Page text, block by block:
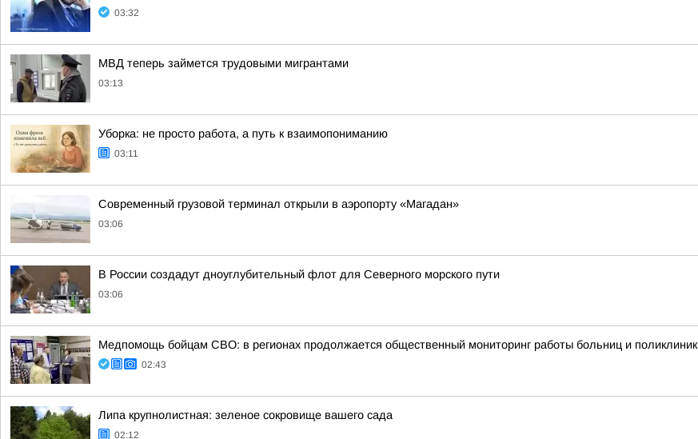
03:32
МВД теперь займется трудовыми мигрантами
03:13
Уборка: не просто работа, а путь к взаимопониманию
03:11
Современный грузовой терминал открыли в аэропорту «Магадан»
03:06
В России создадут дноуглубительный флот для Северного морского пути
03:06
Медпомощь бойцам СВО: в регионах продолжается общественный мониторинг работы больниц и поликлиник
02:43
Липа крупнолистная: зеленое сокровище вашего сада
02:12